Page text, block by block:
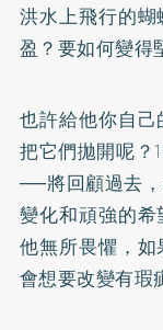
洪水上飛行的
盈？要如何變得
也許給他你自
把它們拋開呢
──將回顧過去
變化和頑強的希
他無所畏懼，
會想要改變有瑕